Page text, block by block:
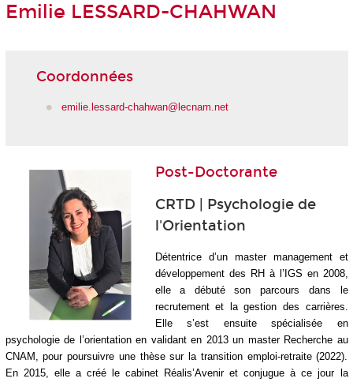
Emilie LESSARD-CHAHWAN
Coordonnées
emilie.lessard-chahwan@lecnam.net
Post-Doctorante
CRTD | Psychologie de
l'Orientation
Détentrice d’un master management et
développement des RH à l’IGS en 2008,
elle a débuté son parcours dans le
recrutement et la gestion des carrières.
Elle s’est ensuite spécialisée en
psychologie de l’orientation en validant en 2013 un master Recherche au
CNAM, pour poursuivre une thèse sur la transition emploi-retraite (2022).
En 2015, elle a créé le cabinet Réalis’Avenir et conjugue à ce jour la